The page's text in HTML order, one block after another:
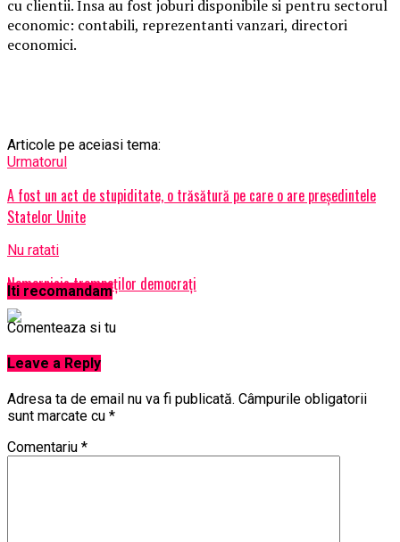
cu clientii. Insa au fost joburi disponibile si pentru sectorul
economic: contabili, reprezentanti vanzari, directori
economici.
Articole pe aceiasi tema:
Urmatorul
A fost un act de stupiditate, o trăsătură pe care o are preşedintele
Statelor Unite
Nu ratati
Nemernicia trompeților democrați
Iti recomandam
Comenteaza si tu
Leave a Reply
Adresa ta de email nu va fi publicată. Câmpurile obligatorii
sunt marcate cu *
Comentariu *